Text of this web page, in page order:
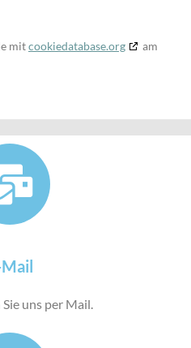
mitcookiedatabase.org
am
Mail
uns per Mail.